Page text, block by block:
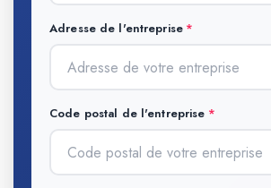
Adresse de l'entreprise
Code postal de l'entreprise